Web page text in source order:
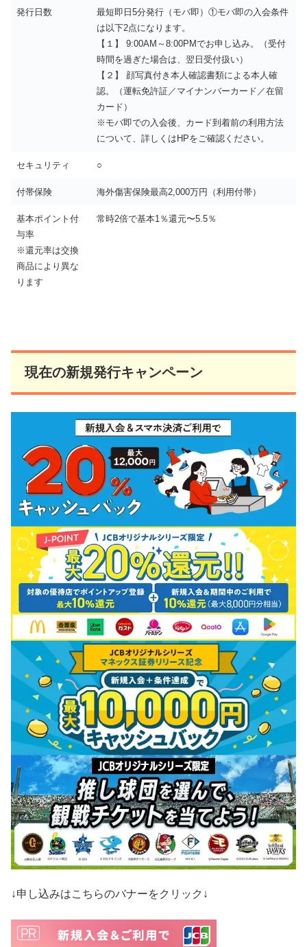
発行日数
最短即日5分発行（モバ即）①モバ即の入会条件
は以下2点になります。
【１】 9:00AM～8:00PMでお申し込み。（受付
時間を過ぎた場合は、翌日受付扱い）
【２】 顔写真付き本人確認書類による本人確
認。（運転免許証／マイナンバーカード／在留
カード）
※モバ即での入会後、カード到着前の利用方法
について、詳しくはHPをご確認ください。
セキュリティ ○
付帯保険 海外傷害保険最高2,000万円（利用付帯）
基本ポイント付
与率
※還元率は交換
商品により異な
ります
常時2倍で基本1％還元〜5.5％
現在の新規発行キャンペーン
↓申し込みはこちらのバナーをクリック↓